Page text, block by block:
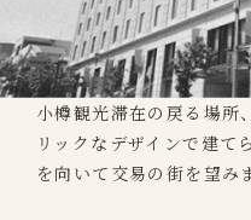
小樽観光滞在の戻る場所
リックなデザインで建て
を向いて交易の街を望み